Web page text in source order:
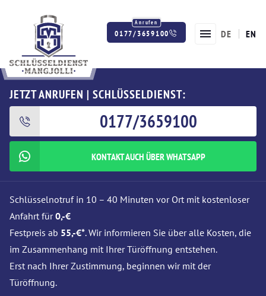
0177/3659100 DE EN
JETZT ANRUFEN | SCHLÜSSELDIENST:
0177/3659100
KONTAKT AUCH ÜBER WHATSAPP
Schlüsselnotruf in 10 – 40 Minuten vor Ort mit kostenloser
Anfahrt für0,-€
Festpreis ab 55,-€*. Wir informieren Sie über alle Kosten, die
im Zusammenhang mit Ihrer Türöffnung entstehen.
Erst nach Ihrer Zustimmung, beginnen wir mit der
Türöffnung.